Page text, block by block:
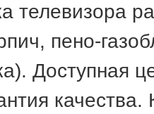
телевизора
пено-
Доступная